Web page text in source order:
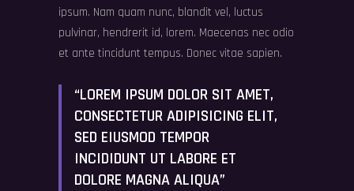
ipsum. Nam quam nunc, blandit vel, luctus
pulvinar, hendrerit id, lorem. Maecenas nec odio
et ante tincidunt tempus. Donec vitae sapien.
“LOREM IPSUM DOLOR SIT AMET,
CONSECTETUR ADIPISICING ELIT,
SED EIUSMOD TEMPOR
INCIDIDUNT UT LABORE ET
DOLORE MAGNA ALIQUA”